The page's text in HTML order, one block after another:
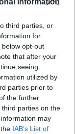
third parties, or
for
opt-out
that after your
seeing
utilized by
parties prior to
the further
parties on the
may
IAB’s List of
távközlési
kal estek
viszont két
óta a lengyel
kal